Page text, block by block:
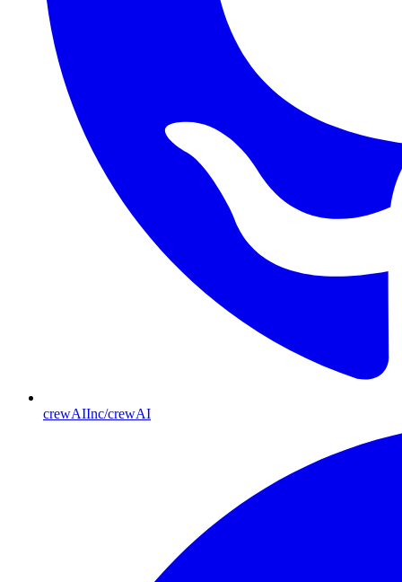
crewAIInc/crewAI